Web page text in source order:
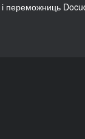
переможниць